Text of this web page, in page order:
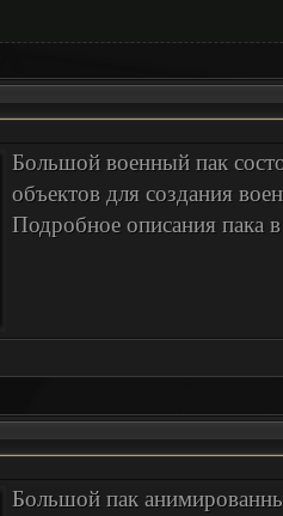
Большой военный пак
объектов для создания
Подробное описания пака
Большой пак